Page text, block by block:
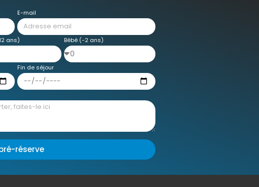
E-mail
ans) Bébé (-2 ans)
Fin de séjour
réserve